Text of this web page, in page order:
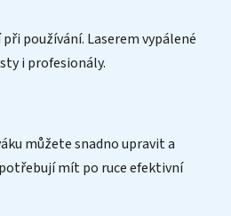
používání. Laserem vypálené
i profesionály.
můžete snadno upravit a
mít po ruce efektivní